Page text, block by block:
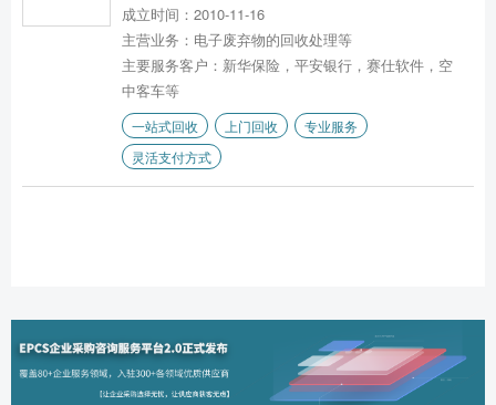
成立时间：2010-11-16
主营业务：电子废弃物的回收处理等
主要服务客户：新华保险，平安银行，赛仕软件，空
中客车等
一站式回收 上门回收
专业服务
灵活支付方式